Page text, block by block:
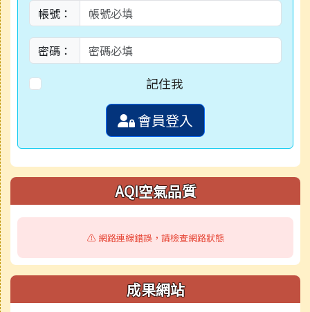
帳號：
密碼：
記住我
會員登入
AQI空氣品質
⚠️ 網路連線錯誤，請檢查網路狀態
成果網站